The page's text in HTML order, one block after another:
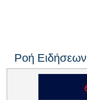
Ροή Ειδήσεων